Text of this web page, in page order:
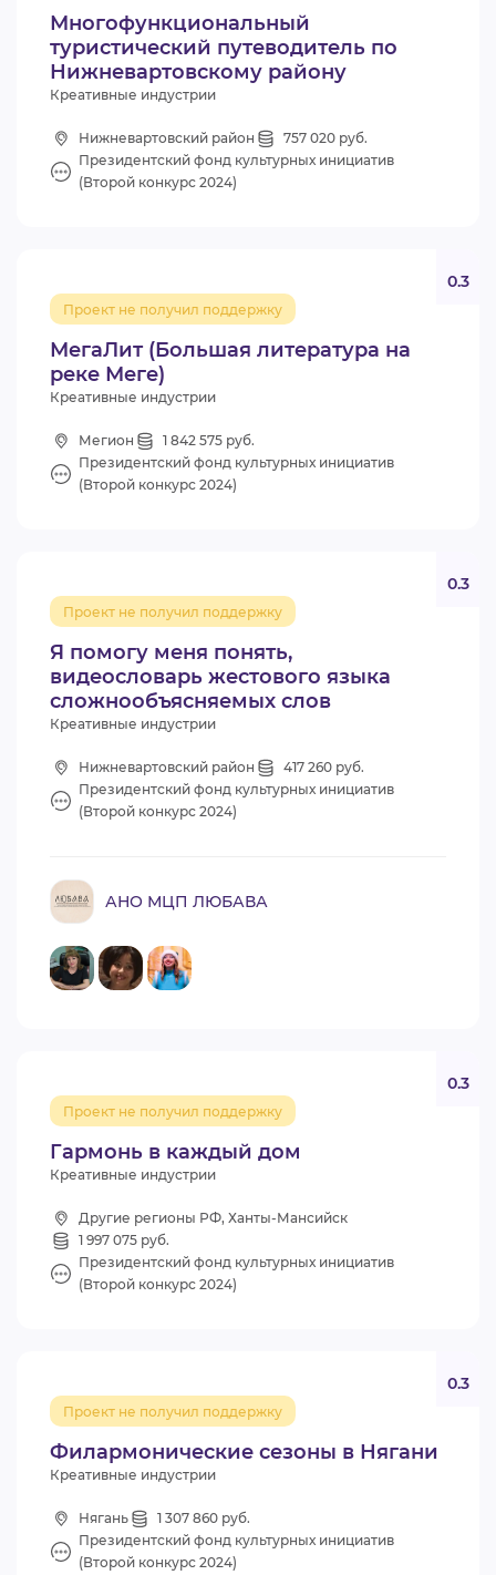
Многофункциональный
туристический путеводитель по
Нижневартовскому району
Креативные индустрии
Нижневартовский район
757 020 руб.
Президентский фонд культурных инициатив
(Второй конкурс 2024)
МегаЛит (Большая литература на
реке Меге)
Проект не получил поддержку
0.3
Креативные индустрии
Мегион
1 842 575 руб.
Президентский фонд культурных инициатив
(Второй конкурс 2024)
Я помогу меня понять,
видеословарь жестового языка
сложнообъясняемых слов
Проект не получил поддержку
0.3
Креативные индустрии
Нижневартовский район
417 260 руб.
Президентский фонд культурных инициатив
(Второй конкурс 2024)
АНО МЦП ЛЮБАВА
Гармонь в каждый дом
Проект не получил поддержку
0.3
Креативные индустрии
Другие регионы РФ, Ханты-Мансийск
1 997 075 руб.
Президентский фонд культурных инициатив
(Второй конкурс 2024)
Филармонические сезоны в Нягани
Проект не получил поддержку
0.3
Креативные индустрии
Нягань
1 307 860 руб.
Президентский фонд культурных инициатив
(Второй конкурс 2024)